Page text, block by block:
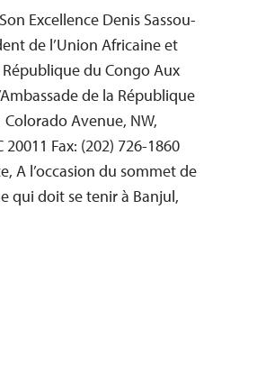
Excellence Denis Sassou-
de l’Union Africaine et
du Congo Aux
de la République
Avenue, NW,
Fax: (202) 726-1860
A l’occasion du sommet de
qui doit se tenir à Banjul,